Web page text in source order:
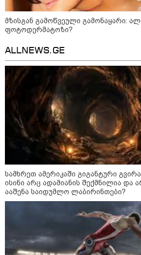
დადგომამდე
როგორ
შემდეგ:
სტილისტის 8
აუცილებელი
მსოფლიო
მზისგან გამოწვეული გამონაყარი:
ფოტოდერმატოზი?
ALLNEWS.GE
სამხრეთ ამერიკაში გიგანტური
ისინი არც ადამიანის შექმნილია და
ააშენა საიდუმლო ლაბირინთები?